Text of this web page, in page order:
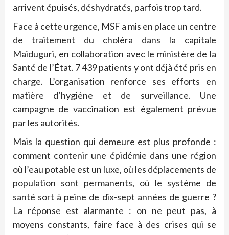
arrivent épuisés, déshydratés, parfois trop tard.
Face à cette urgence, MSF a mis en place un centre
de traitement du choléra dans la capitale
Maiduguri, en collaboration avec le ministère de la
Santé de l’État. 7 439 patients y ont déjà été pris en
charge. L’organisation renforce ses efforts en
matière d’hygiène et de surveillance. Une
campagne de vaccination est également prévue
par les autorités.
Mais la question qui demeure est plus profonde :
comment contenir une épidémie dans une région
où l’eau potable est un luxe, où les déplacements de
population sont permanents, où le système de
santé sort à peine de dix-sept années de guerre ?
La réponse est alarmante : on ne peut pas, à
moyens constants, faire face à des crises qui se